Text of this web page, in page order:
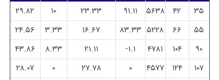
۳۵
۴۲ ۵۶۳۸ ۹۱.۱۱ ۲۳.۳۳ ۱۰
۲۹.۸۲
۵۵
۶۶ ۵۲۲۸ ۸۳.۳۳ ۱۶.۶۷ ۳.۳۳
۲۴.۵۶
۹۰
۱۰۴ ۴۷۸۱ ۱.۱- ۲۱.۱۱ ۸.۳۳
۴۳.۸۶
۱۰۷
۱۲۴ ۴۵۷۷ ۰ ۲۷.۷۸ ۰
۲۸.۰۷